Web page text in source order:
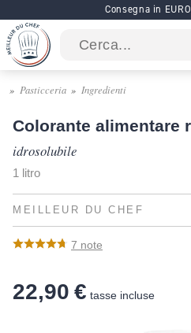
Consegna in
Pasticceria Ingredienti
Colorante alimentare
idrosolubile
1 litro
MEILLEUR DU CHEF
7 note
22,90 € tasse incluse